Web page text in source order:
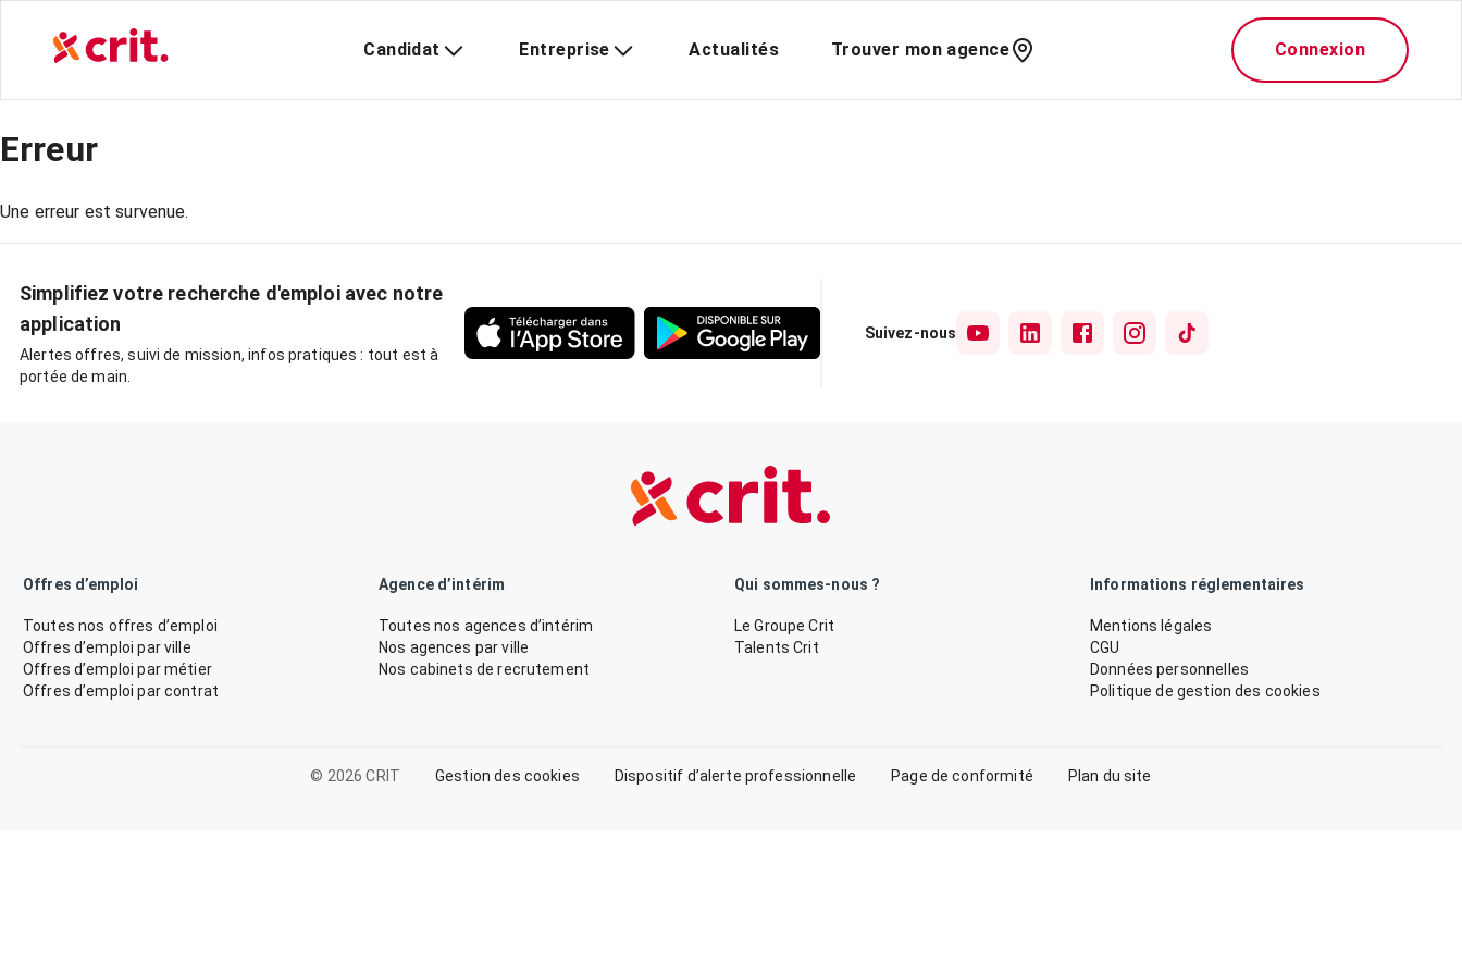
Candidat Entreprise Actualités Trouver mon agence Connexion
Erreur
Une erreur est survenue.
Simplifiez votre recherche d'emploi avec notre
application
Alertes offres, suivi de mission, infos pratiques : tout est à
portée de main.
Suivez-nous
Offres d’emploi
Toutes nos offres d’emploi
Offres d’emploi par ville
Offres d’emploi par métier
Offres d’emploi par contrat
Agence d’intérim
Toutes nos agences d’intérim
Nos agences par ville
Nos cabinets de recrutement
Qui sommes-nous ?
Le Groupe Crit
Talents Crit
Informations réglementaires
Mentions légales
CGU
Données personnelles
Politique de gestion des cookies
© 2026 CRIT Gestion des cookies Dispositif d’alerte professionnelle Page de conformité Plan du site